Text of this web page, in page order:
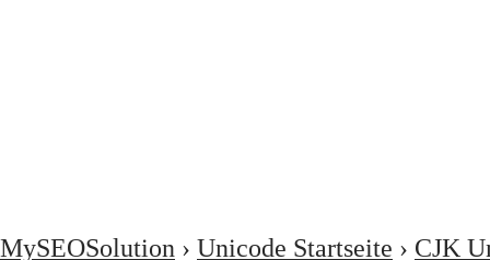
MySEOSolution › Unicode Startseite › CJK